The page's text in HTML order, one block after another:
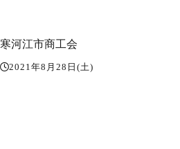
寒河江市商工会
2021年8月28日(土)